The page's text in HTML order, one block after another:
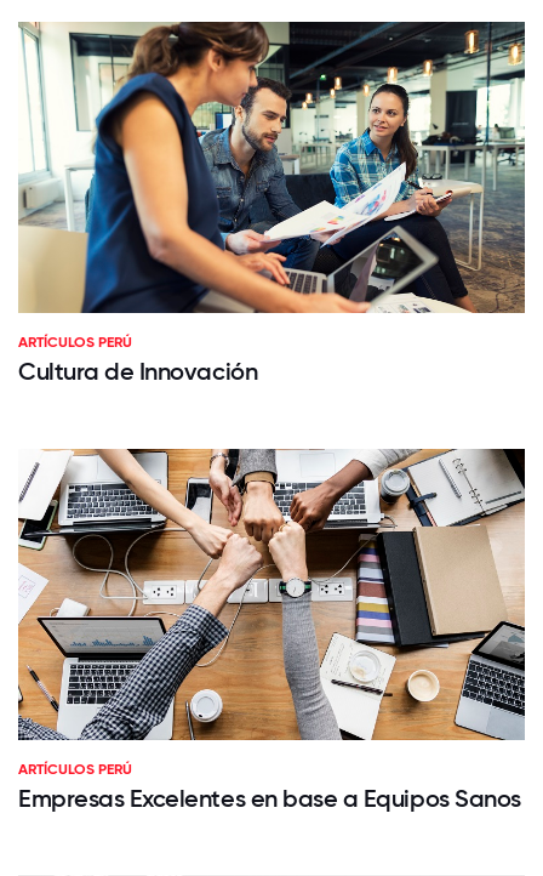
ARTÍCULOS PERÚ
Cultura de Innovación
ARTÍCULOS PERÚ
Empresas Excelentes en base a Equipos Sanos